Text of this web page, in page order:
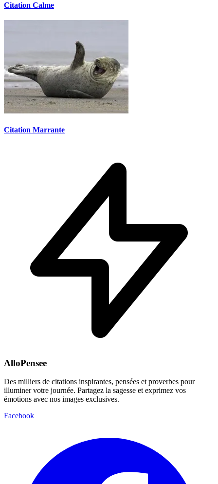
Citation Calme
Citation Marrante
AlloPensee
Des milliers de citations inspirantes, pensées et proverbes pour
illuminer votre journée. Partagez la sagesse et exprimez vos
émotions avec nos images exclusives.
Facebook